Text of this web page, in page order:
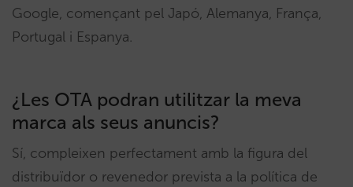
Google, començant pel Japó, Alemanya, França,
Portugal i Espanya.
¿Les OTA podran utilitzar la meva
marca als seus anuncis?
Sí, compleixen perfectament amb la figura del
distribuïdor o revenedor prevista a la política de